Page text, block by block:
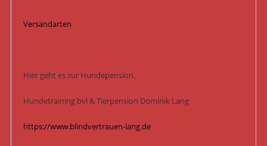
Versandarten
Hier geht es zur Hundepension.
Hundetraining bvl & Tierpension Dominik Lang
https://www.blindvertrauen-lang.de